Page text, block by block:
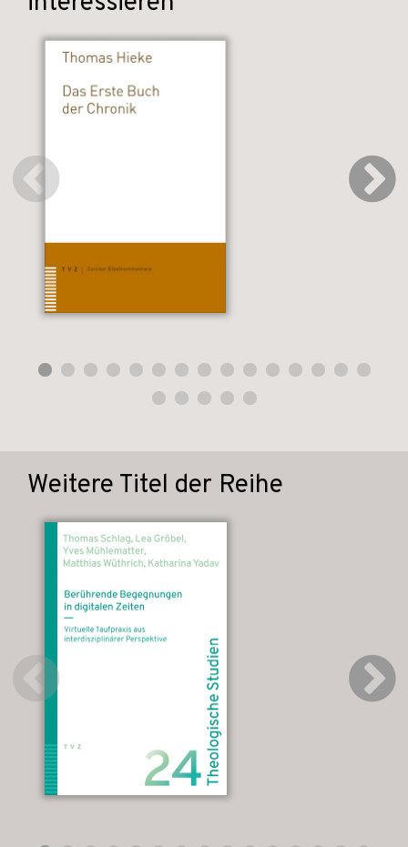
Weitere Titel der Reihe